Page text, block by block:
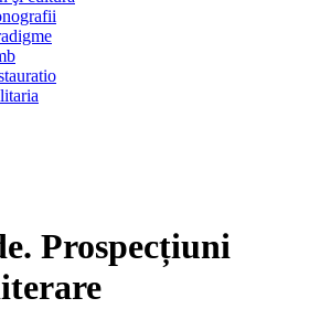
Prospecțiuni